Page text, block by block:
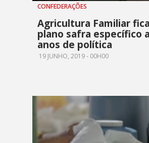
CONFEDERAÇÕES
Agricultura Familiar
plano safra específico
anos de política
19 JUNHO, 2019 - 00H00